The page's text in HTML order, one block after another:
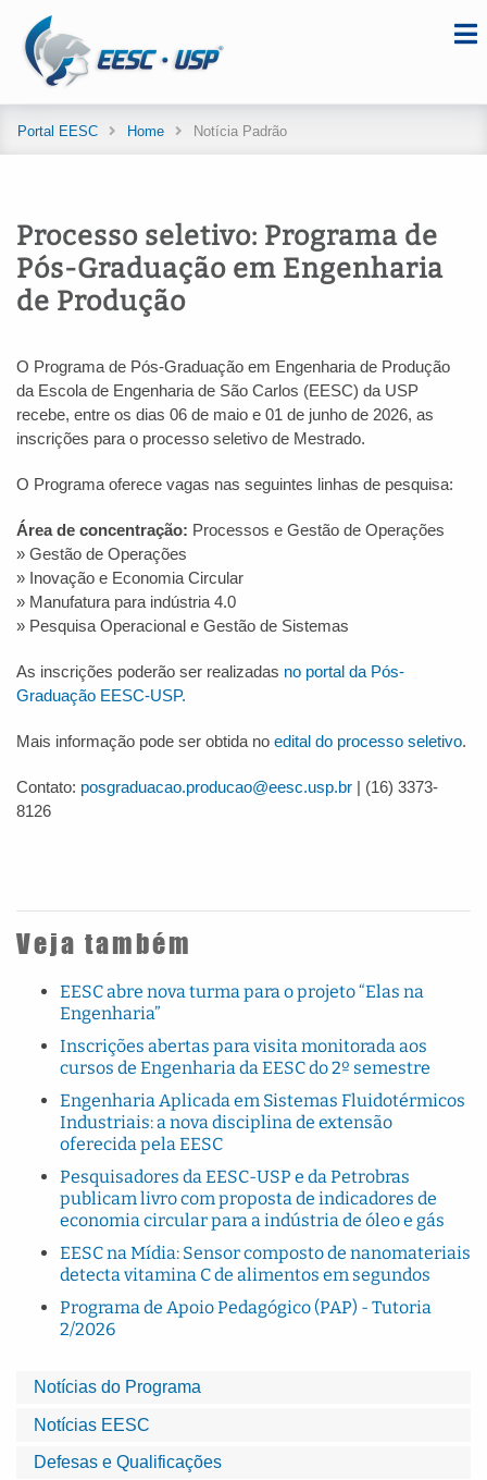
Portal EESC Home Notícia Padrão
Notícias do Programa
Notícias EESC
Defesas e Qualificações
Processo seletivo: Programa de
Pós-Graduação em Engenharia
de Produção
O Programa de Pós-Graduação em Engenharia de Produção
da Escola de Engenharia de São Carlos (EESC) da USP
recebe, entre os dias 06 de maio e 01 de junho de 2026, as
inscrições para o processo seletivo de Mestrado.
O Programa oferece vagas nas seguintes linhas de pesquisa:
Área de concentração: Processos e Gestão de Operações
» Gestão de Operações
» Inovação e Economia Circular
» Manufatura para indústria 4.0
» Pesquisa Operacional e Gestão de Sistemas
As inscrições poderão ser realizadas no portal da Pós-
Graduação EESC-USP.
Mais informação pode ser obtida no edital do processo seletivo.
Contato: posgraduacao.producao@eesc.usp.br | (16) 3373-
8126
Veja também
EESC abre nova turma para o projeto “Elas na
Engenharia”
Inscrições abertas para visita monitorada aos
cursos de Engenharia da EESC do 2º semestre
Engenharia Aplicada em Sistemas Fluidotérmicos
Industriais: a nova disciplina de extensão
oferecida pela EESC
Pesquisadores da EESC-USP e da Petrobras
publicam livro com proposta de indicadores de
economia circular para a indústria de óleo e gás
EESC na Mídia: Sensor composto de nanomateriais
detecta vitamina C de alimentos em segundos
Programa de Apoio Pedagógico (PAP) - Tutoria
2/2026